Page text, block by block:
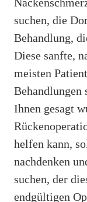
suchen, die
Behandlung,
Diese sanfte,
meisten
Behandlungen
Ihnen gesagt
helfen kann,
nachdenken
suchen, der
endgültigen